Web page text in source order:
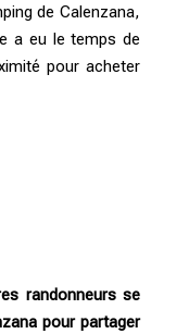
de Calenzana,
a eu le temps de
pour acheter
randonneurs se
pour partager